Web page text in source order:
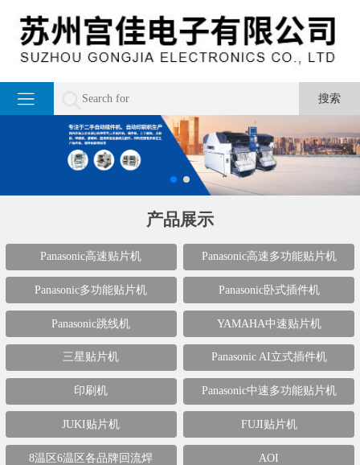
产品展示
Panasonic高速贴片机 Panasonic高速多功能贴片机
Panasonic多功能贴片机 Panasonic卧式插件机
Panasonic跳线机 YAMAHA中速贴片机
三星贴片机 Panasonic AI立式插件机
印刷机 Panasonic中速多功能贴片机
JUKI贴片机 FUJI贴片机
8温区6温区各品牌回流焊 AOI